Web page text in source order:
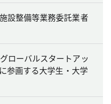
設整備等業務委託業者
ローバルスタートアッ
参画する大学生・大学